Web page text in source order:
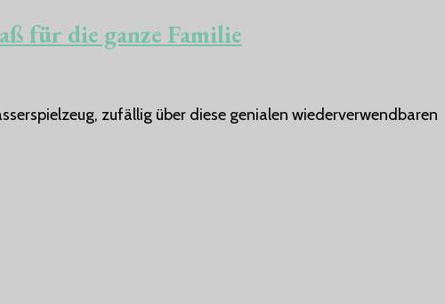
für die ganze Familie
zufällig über diese genialen wiederverwendbaren